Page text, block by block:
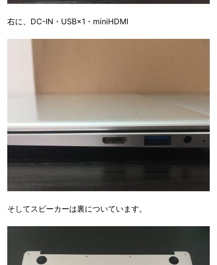
右に、DC-IN・USB×1・miniHDMI
そしてスピーカーは裏についています。